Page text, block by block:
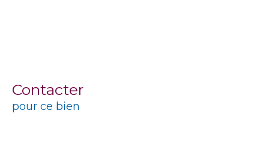
Contacter
pour ce bien